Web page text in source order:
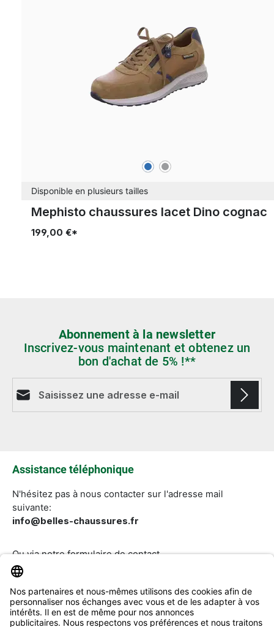
bleu gris
Disponible en plusieurs tailles
Mephisto chaussures lacet Dino cognac
199,00 €*
Abonnement à la newsletter
Inscrivez-vous maintenant et obtenez un
bon d'achat de 5% !**
Assistance téléphonique
N'hésitez pas à nous contacter sur l'adresse mail
suivante:
info@belles-chaussures.fr
Ou via notreformulaire de contact.
Révoquer un contrat